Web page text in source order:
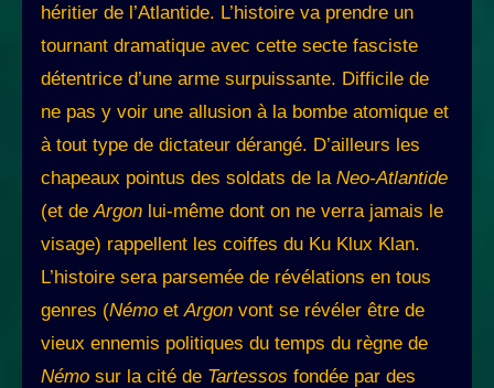
héritier de l’Atlantide. L’histoire va prendre un
tournant dramatique avec cette secte fasciste
détentrice d’une arme surpuissante. Difficile de
ne pas y voir une allusion à la bombe atomique et
à tout type de dictateur dérangé. D’ailleurs les
chapeaux pointus des soldats de la Neo-Atlantide
(et deArgon lui-même dont on ne verra jamais le
visage) rappellent les coiffes du Ku Klux Klan.
L’histoire sera parsemée de révélations en tous
genres (Némo etArgon vont se révéler être de
vieux ennemis politiques du temps du règne de
Némo sur la cité de Tartessos fondée par des